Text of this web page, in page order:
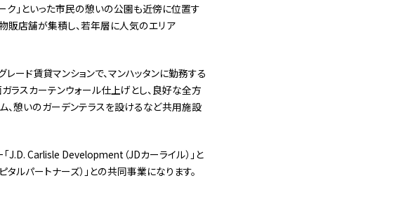
ーク」といった市民の憩いの公園も近傍に位置す
販店舗が集積し、若年層に人気のエリア
ド賃貸マンションで、マンハッタンに勤務する
ラスカーテンウォール仕上げとし、良好な全方
、憩いのガーデンテラスを設けるなど共用施設
Carlisle Development（JDカーライル）」と
ルパートナーズ）」との共同事業になります。